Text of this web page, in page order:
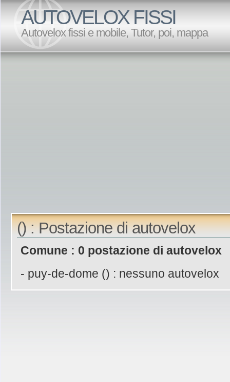
AUTOVELOX FISSI
Autovelox fissi e mobile, Tutor, poi, mappa
() : Postazione di autovelox
Comune : 0 postazione di autovelox
- puy-de-dome () : nessuno autovelox